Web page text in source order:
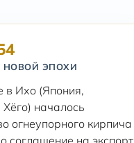
НОВОЙ ЭПОХИ
в Ихо (Япония,
началось
огнеупорного кирпича